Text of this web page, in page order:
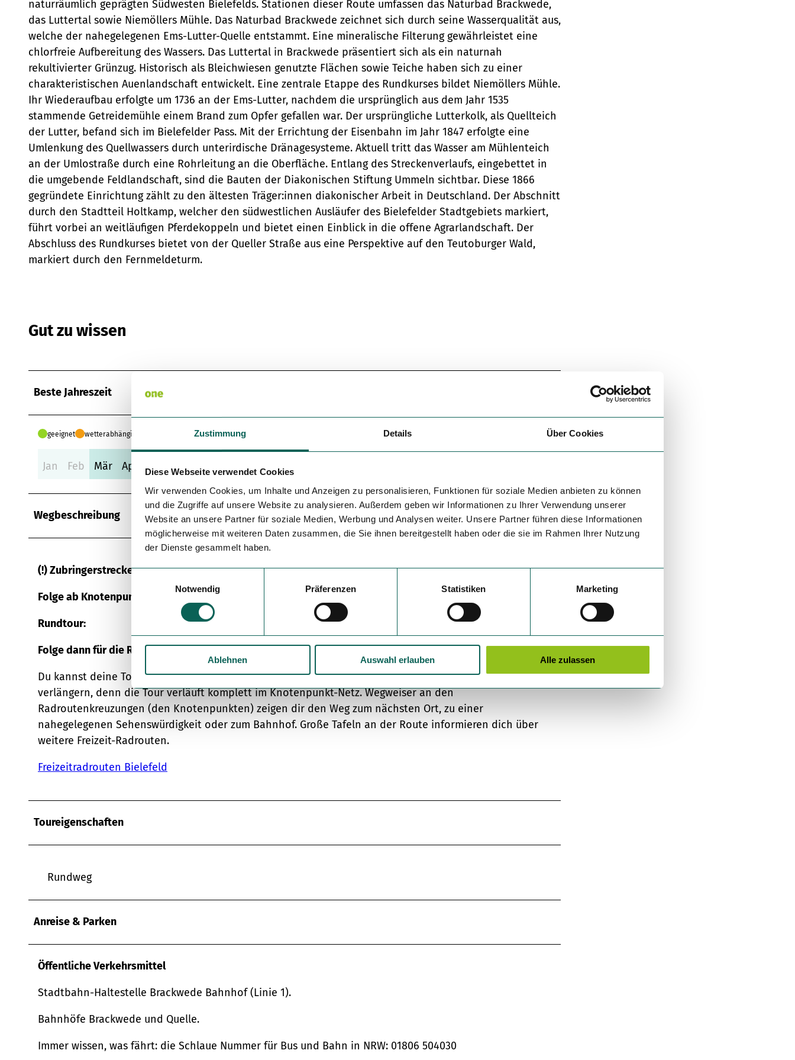
Zustimmung Details Über Cookies
Diese Webseite verwendet Cookies
Wir verwenden Cookies, um Inhalte und Anzeigen zu personalisieren, Funktionen für soziale Medien anbieten zu können
und die Zugriffe auf unsere Website zu analysieren. Außerdem geben wir Informationen zu Ihrer Verwendung unserer
Website an unsere Partner für soziale Medien, Werbung und Analysen weiter. Unsere Partner führen diese Informationen
möglicherweise mit weiteren Daten zusammen, die Sie ihnen bereitgestellt haben oder die sie im Rahmen Ihrer Nutzung
der Dienste gesammelt haben.
E
l
i
g
n
g
s
u
w
l
Notwendig Präferenzen Statistiken Marketing
Ablehnen Auswahl erlauben Alle zulassen
Variante 0
Variante 1
Variante 2
Variante 3
Mini-Teaser
Silhouette
Tabelle
Text und Medien
Vertikale
Timeline
Übersicht
Variante 0
Variante 1
Variante 2
Variante 3
XXL-Galerie
Übersicht
Variante 0
Variante 1
Variante 2
Variante 3
Zitat
Übersicht
Variante 0
Variante 1
Variante 2
individueller Filter
"beste Reisezeit"
destination.highlight
destination.html
destination.imageclick
destination.language
destination.login
destination.logo
destination.mail
destination.medialibrary
destination.mediawall
destination.multisearch
destination.tide
destination.topspot
Übersicht
Variante 0
Variante 1
destination.trilogy
Übersicht
Variante 0
Variante 1
destination.weather
Übersicht
Variante 0
Variante 1
Variante 2
destination.youtube
naturräumlich geprägten Südwesten Bielefelds. Stationen dieser Route umfassen das Naturbad Brackwede,
das Luttertal sowie Niemöllers Mühle. Das Naturbad Brackwede zeichnet sich durch seine Wasserqualität aus,
welche der nahegelegenen Ems-Lutter-Quelle entstammt. Eine mineralische Filterung gewährleistet eine
chlorfreie Aufbereitung des Wassers. Das Luttertal in Brackwede präsentiert sich als ein naturnah
rekultivierter Grünzug. Historisch als Bleichwiesen genutzte Flächen sowie Teiche haben sich zu einer
charakteristischen Auenlandschaft entwickelt. Eine zentrale Etappe des Rundkurses bildet Niemöllers Mühle.
Ihr Wiederaufbau erfolgte um 1736 an der Ems-Lutter, nachdem die ursprünglich aus dem Jahr 1535
stammende Getreidemühle einem Brand zum Opfer gefallen war. Der ursprüngliche Lutterkolk, als Quellteich
der Lutter, befand sich im Bielefelder Pass. Mit der Errichtung der Eisenbahn im Jahr 1847 erfolgte eine
Umlenkung des Quellwassers durch unterirdische Dränagesysteme. Aktuell tritt das Wasser am Mühlenteich
an der Umlostraße durch eine Rohrleitung an die Oberfläche. Entlang des Streckenverlaufs, eingebettet in
die umgebende Feldlandschaft, sind die Bauten der Diakonischen Stiftung Ummeln sichtbar. Diese 1866
gegründete Einrichtung zählt zu den ältesten Träger:innen diakonischer Arbeit in Deutschland. Der Abschnitt
durch den Stadtteil Holtkamp, welcher den südwestlichen Ausläufer des Bielefelder Stadtgebiets markiert,
führt vorbei an weitläufigen Pferdekoppeln und bietet einen Einblick in die offene Agrarlandschaft. Der
Abschluss des Rundkurses bietet von der Queller Straße aus eine Perspektive auf den Teutoburger Wald,
markiert durch den Fernmeldeturm.
Gut zu wissen
Beste Jahreszeit
geeignet wetterabhängig
Jan Feb Mär Apr Mai Jun Jul Sep Okt
Wegbeschreibung
(!) Zubringerstrecke:
Folge ab Knotenpunkt 29 diesen Knotenpunkten: 29 - 30 - 36.
Rundtour:
Folge dann für die Rundtour diesen Knotenpunkten im Uhrzeigersinn: 36 - 42 - 45 - 43 - 35 - 36.
Du kannst deine Tour „Radtouren-Tipp 10 Quelle und Holtkamp“ unterwegs jederzeit abkürzen oder
verlängern, denn die Tour verläuft komplett im Knotenpunkt-Netz. Wegweiser an den
Radroutenkreuzungen (den Knotenpunkten) zeigen dir den Weg zum nächsten Ort, zu einer
nahegelegenen Sehenswürdigkeit oder zum Bahnhof. Große Tafeln an der Route informieren dich über
weitere Freizeit-Radrouten.
Freizeitradrouten Bielefeld
Toureigenschaften
Rundweg
Anreise & Parken
Öffentliche Verkehrsmittel
Stadtbahn-Haltestelle Brackwede Bahnhof (Linie 1).
Bahnhöfe Brackwede und Quelle.
Immer wissen, was fährt: die Schlaue Nummer für Bus und Bahn in NRW: 01806 504030